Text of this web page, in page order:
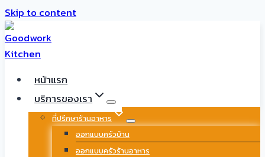
Skip to content
หน้าแรก
บริการของเรา
ที่ปรึกษาร้านอาหาร
ออกแบบครัวบ้าน
ออกแบบครัวร้านอาหาร